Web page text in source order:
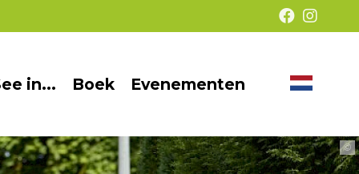
zonder
barrières
Taal
in... Boek Evenementen
©